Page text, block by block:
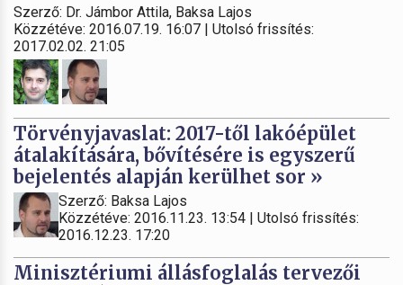
Szerző: Dr. Jámbor Attila, Baksa Lajos
Közzétéve: 2016.07.19. 16:07 | Utolsó frissítés:
2017.02.02. 21:05
Törvényjavaslat: 2017-től lakóépület
átalakítására, bővítésére is egyszerű
bejelentés alapján kerülhet sor »
Szerző: Baksa Lajos
Közzétéve: 2016.11.23. 13:54 | Utolsó frissítés:
2016.12.23. 17:20
Minisztériumi állásfoglalás tervezői